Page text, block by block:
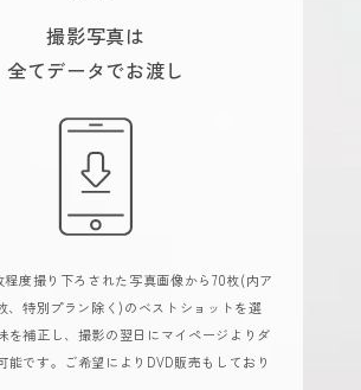
撮影写真は
全てデータでお渡し
度撮り下ろされた写真画像から70枚(内ア
、特別プラン除く)のベストショットを選
を補正し、撮影の翌日にマイページよりダ
能です。ご希望によりDVD販売もしており